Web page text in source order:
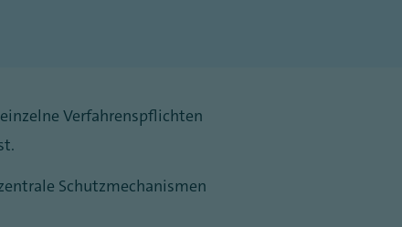
Verfahrenspflichten
Schutzmechanismen